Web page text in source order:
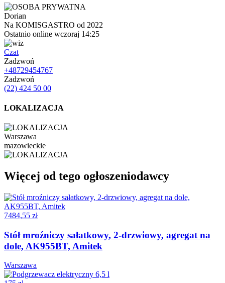
Dorian
Na KOMISGASTRO od 2022
Ostatnio online wczoraj 14:25
Czat
Zadzwoń
+48729454767
Zadzwoń
(22) 424 50 00
LOKALIZACJA
Warszawa
mazowieckie
Więcej od tego ogłoszeniodawcy
7484,55 zł
Stół mroźniczy sałatkowy, 2-drzwiowy, agregat na
dole, AK955BT, Amitek
Warszawa